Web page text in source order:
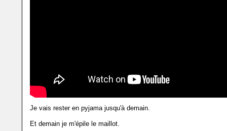
Je vais rester en pyjama jusqu'à demain.
Et demain je m'épile le maillot.